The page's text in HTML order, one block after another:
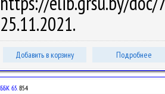
25.11.2021.
Добавить в корзину Подробнее
ББК 65.В54